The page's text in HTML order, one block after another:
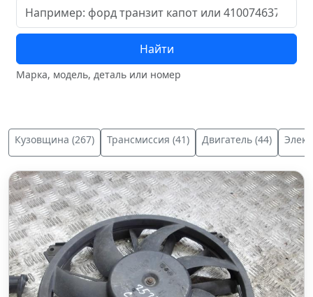
Найти
Марка, модель, деталь или номер
Кузовщина (267) Трансмиссия (41) Двигатель (44)